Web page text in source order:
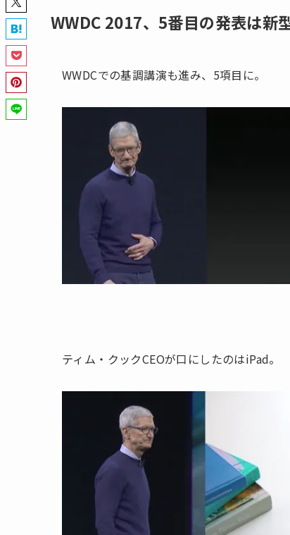
WWDC 2017、5番目の発表は新
WWDCでの基調講演も進み、5項目に。
ティム・クックCEOが口にしたのはiPad。